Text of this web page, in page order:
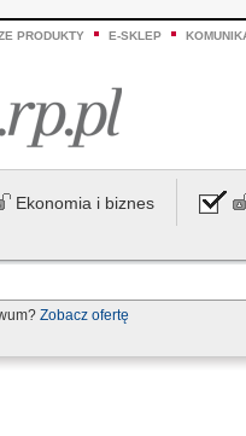
PRODUKTY E-SKLEP
Ekonomia i biznes
Zobacz ofertę